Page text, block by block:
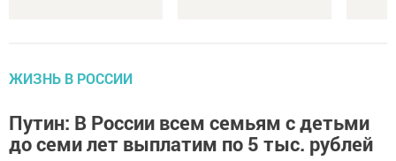
ЖИЗНЬ В РОССИИ
Путин: В России всем семьям с детьми
до семи лет выплатим по 5 тыс. рублей